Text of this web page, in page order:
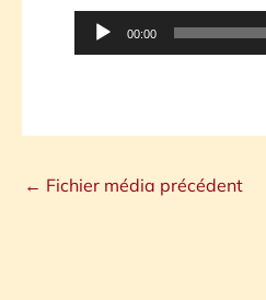
Lecteur
audio
00:00
← Fichier média précédent